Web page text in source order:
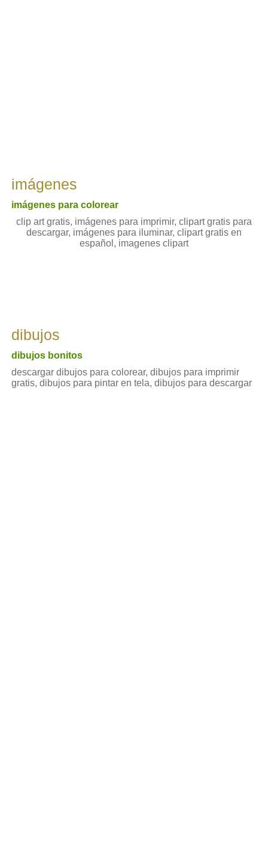
imágenes
imágenes para colorear
clip art gratis, imágenes para imprimir, clipart gratis para
descargar, imágenes para iluminar, clipart gratis en
español, imagenes clipart
dibujos
dibujos bonitos
descargar dibujos para colorear, dibujos para imprimir
gratis, dibujos para pintar en tela, dibujos para descargar